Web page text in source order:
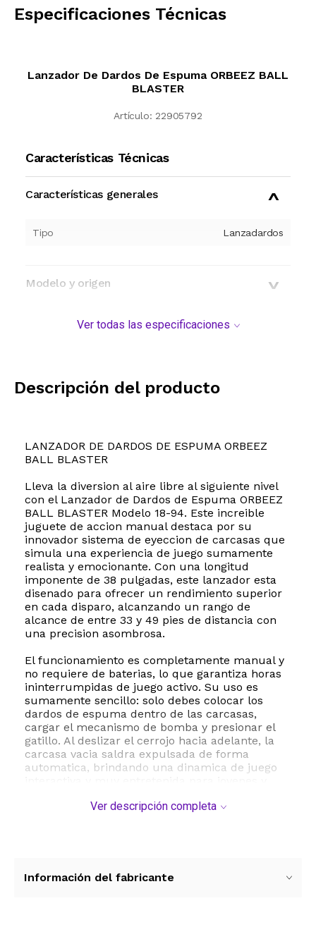
Especificaciones Técnicas
Lanzador De Dardos De Espuma ORBEEZ BALL
BLASTER
Artículo: 22905792
Características Técnicas
Características generales
Tipo Lanzadardos
Modelo y origen
Ver todas las especificaciones
Descripción del producto
LANZADOR DE DARDOS DE ESPUMA ORBEEZ
BALL BLASTER
Lleva la diversion al aire libre al siguiente nivel
con el Lanzador de Dardos de Espuma ORBEEZ
BALL BLASTER Modelo 18-94. Este increible
juguete de accion manual destaca por su
innovador sistema de eyeccion de carcasas que
simula una experiencia de juego sumamente
realista y emocionante. Con una longitud
imponente de 38 pulgadas, este lanzador esta
disenado para ofrecer un rendimiento superior
en cada disparo, alcanzando un rango de
alcance de entre 33 y 49 pies de distancia con
una precision asombrosa.
El funcionamiento es completamente manual y
no requiere de baterias, lo que garantiza horas
ininterrumpidas de juego activo. Su uso es
sumamente sencillo: solo debes colocar los
dardos de espuma dentro de las carcasas,
cargar el mecanismo de bomba y presionar el
gatillo. Al deslizar el cerrojo hacia adelante, la
carcasa vacia saldra expulsada de forma
automatica, brindando una dinamica de juego
redonda y 10 dardos con ventosa que se
Ver descripción completa
Información del fabricante